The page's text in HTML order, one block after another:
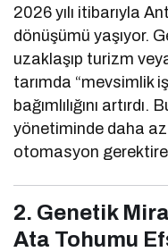
2026 yılı itibarıyla
dönüşümü yaşıyor.
uzaklaşıp turizm
tarımda “mevsimlik
bağımlılığını
yönetiminde daha
otomasyon
2. Genetik
Ata Tohumu